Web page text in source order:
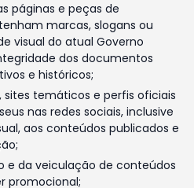
páginas e peças de
marcas, slogans ou
visual do atual Governo
dos documentos
e históricos;
sites temáticos e perfis oficiais
nas redes sociais, inclusive
aos conteúdos publicados e
e da veiculação de conteúdos
promocional;